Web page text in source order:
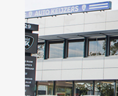
kun je ons vinden